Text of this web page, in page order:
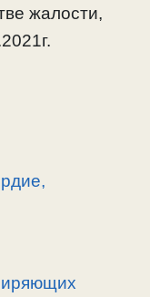
жалости,